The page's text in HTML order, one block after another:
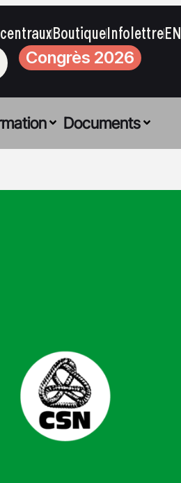
BoutiqueInfolettreEN
Congrès 2026
Documents